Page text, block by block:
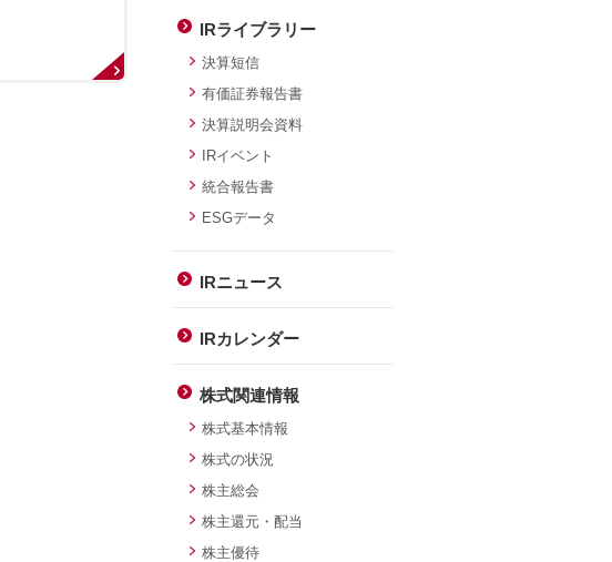
IRライブラリー
決算短信
有価証券報告書
決算説明会資料
IRイベント
統合報告書
ESGデータ
IRニュース
IRカレンダー
株式関連情報
株式基本情報
株式の状況
株主総会
株主還元・配当
株主優待